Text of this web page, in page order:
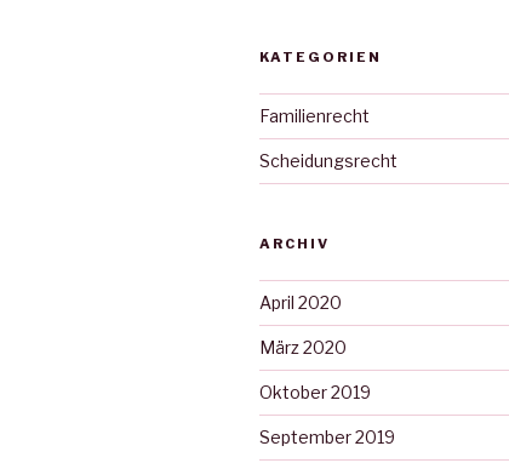
KATEGORIEN
Familienrecht
Scheidungsrecht
ARCHIV
April 2020
März 2020
Oktober 2019
September 2019